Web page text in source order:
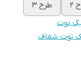
۲
طرح ۳
نوت
نوت شفاف